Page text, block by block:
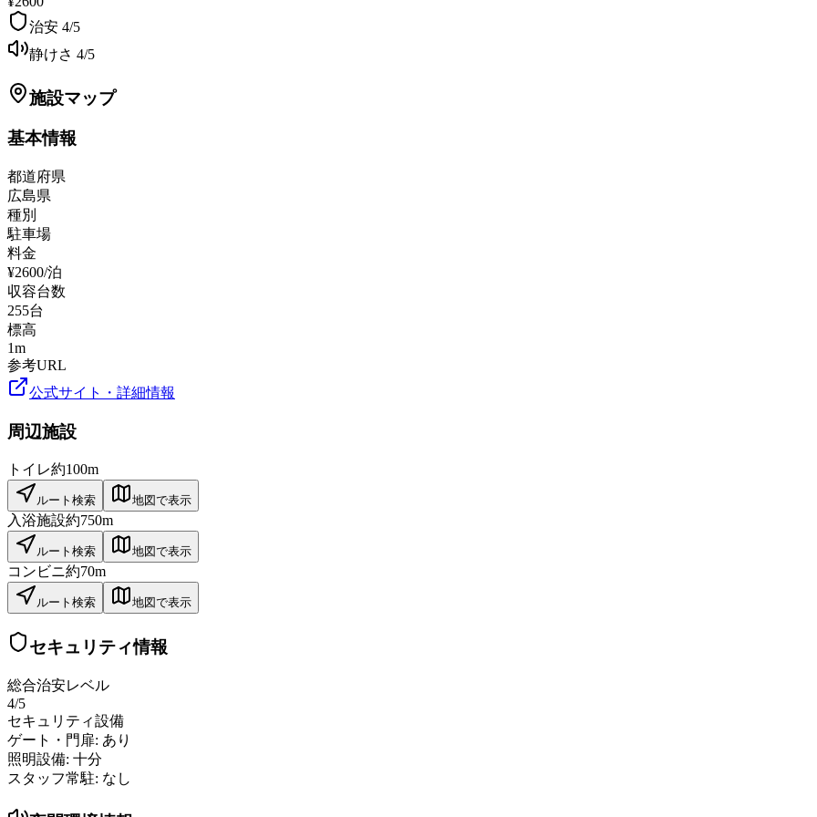
治安 4/5
静けさ 4/5
施設マップ
基本情報
都道府県
広島県
種別
駐車場
料金
¥2600/泊
収容台数
255台
標高
1m
参考URL
公式サイト・詳細情報
周辺施設
トイレ約100m
ルート検索 地図で表示
入浴施設約750m
ルート検索 地図で表示
コンビニ約70m
ルート検索 地図で表示
セキュリティ情報
総合治安レベル
4/5
セキュリティ設備
ゲート・門扉: あり
照明設備: 十分
スタッフ常駐: なし